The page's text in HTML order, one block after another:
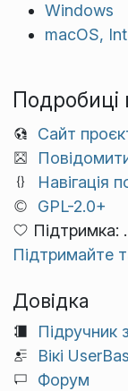
Windows
macOS,
Сайт
Навігація
GPL-2.0+
Підтримка: .
Підтримайте
Довідка
Підручник
Вікі
Форум